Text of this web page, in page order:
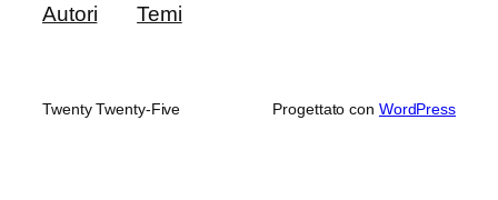
Autori
Temi
Twenty Twenty-Five Progettato con WordPress